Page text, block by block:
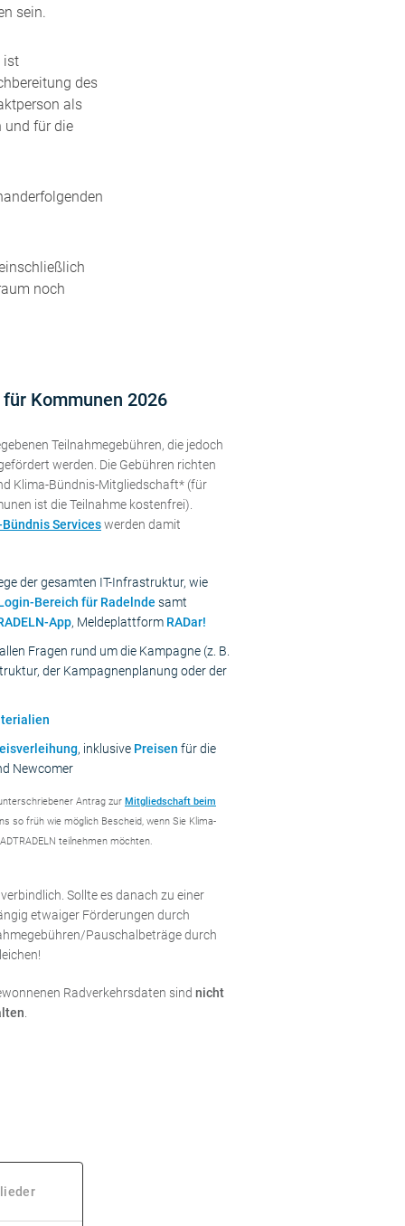
sein.
ist
des
als
und für die
noch
Kommunen 2026
Teilnahmegebühren, die jedoch
werden. Die Gebühren richten
Klima-Bündnis-Mitgliedschaft* (für
ist die Teilnahme kostenfrei).
Serviceswerden damit
der gesamten IT-Infrastruktur, wie
Bereich für Radelnde samt
App, Meldeplattform RADar!
Fragen rund um die Kampagne (z. B.
der Kampagnenplanung oder der
, inklusive Preisen für die
Newcomer
Antrag zur Mitgliedschaft beim
so früh wie möglich Bescheid, wenn Sie Klima-
teilnehmen möchten.
Sollte es danach zu einer
etwaiger Förderungen durch
Pauschalbeträge durch
Radverkehrsdaten sind nicht